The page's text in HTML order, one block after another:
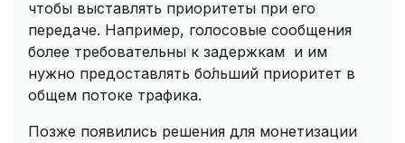
чтобы выставлять приоритеты при его
передаче. Например, голосовые сообщения
более требовательны к задержкам и им
нужно предоставлять бо́льший приоритет в
общем потоке трафика.
Позже появились решения для монетизации